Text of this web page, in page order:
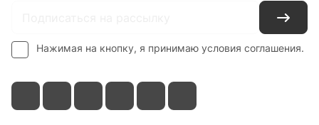
Нажимая на кнопку, я принимаю условия соглашения.